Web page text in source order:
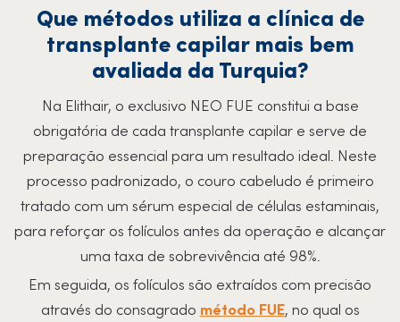
Que métodos utiliza a clínica de
transplante capilar mais bem
avaliada da Turquia?
Na Elithair, o exclusivo NEO FUE constitui a base
obrigatória de cada transplante capilar e serve de
preparação essencial para um resultado ideal. Neste
processo padronizado, o couro cabeludo é primeiro
tratado com um sérum especial de células estaminais,
para reforçar os folículos antes da operação e alcançar
uma taxa de sobrevivência até 98%.
Em seguida, os folículos são extraídos com precisão
através do consagrado método FUE, no qual os